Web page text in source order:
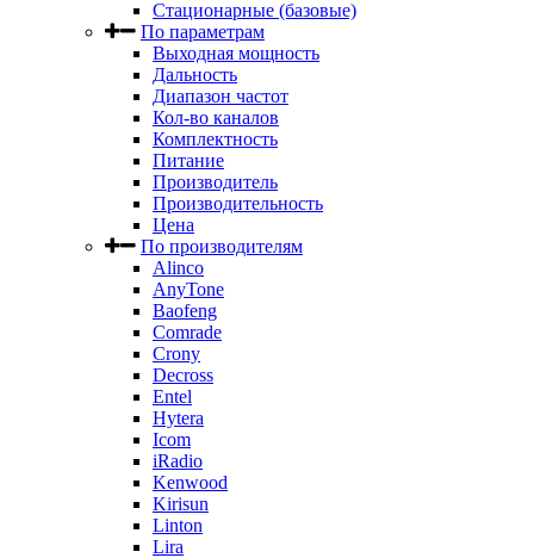
Стационарные (базовые)
По параметрам
Выходная мощность
Дальность
Диапазон частот
Кол-во каналов
Комплектность
Питание
Производитель
Производительность
Цена
По производителям
Alinco
AnyTone
Baofeng
Comrade
Crony
Decross
Entel
Hytera
Icom
iRadio
Kenwood
Kirisun
Linton
Lira